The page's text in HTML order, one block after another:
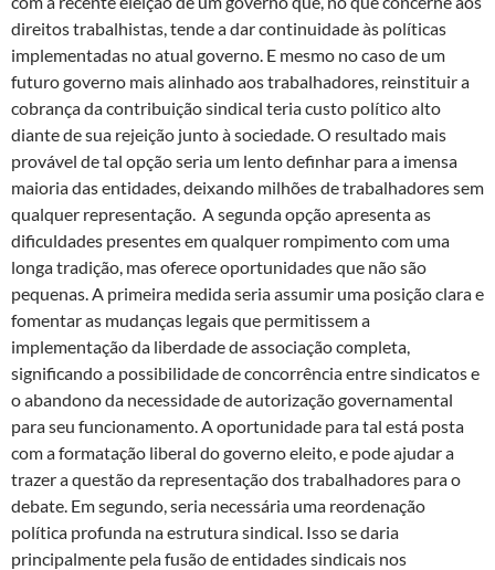
direitos trabalhistas, tende a dar continuidade às políticas
implementadas no atual governo. E mesmo no caso de um
futuro governo mais alinhado aos trabalhadores, reinstituir a
cobrança da contribuição sindical teria custo político alto
diante de sua rejeição junto à sociedade. O resultado mais
provável de tal opção seria um lento definhar para a imensa
maioria das entidades, deixando milhões de trabalhadores sem
qualquer representação. A segunda opção apresenta as
dificuldades presentes em qualquer rompimento com uma
longa tradição, mas oferece oportunidades que não são
pequenas. A primeira medida seria assumir uma posição clara e
fomentar as mudanças legais que permitissem a
implementação da liberdade de associação completa,
significando a possibilidade de concorrência entre sindicatos e
o abandono da necessidade de autorização governamental
para seu funcionamento. A oportunidade para tal está posta
com a formatação liberal do governo eleito, e pode ajudar a
trazer a questão da representação dos trabalhadores para o
debate. Em segundo, seria necessária uma reordenação
política profunda na estrutura sindical. Isso se daria
principalmente pela fusão de entidades sindicais nos